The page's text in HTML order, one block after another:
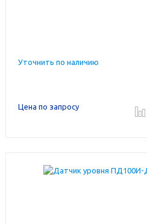
Уточнить по наличию
Цена по запросу